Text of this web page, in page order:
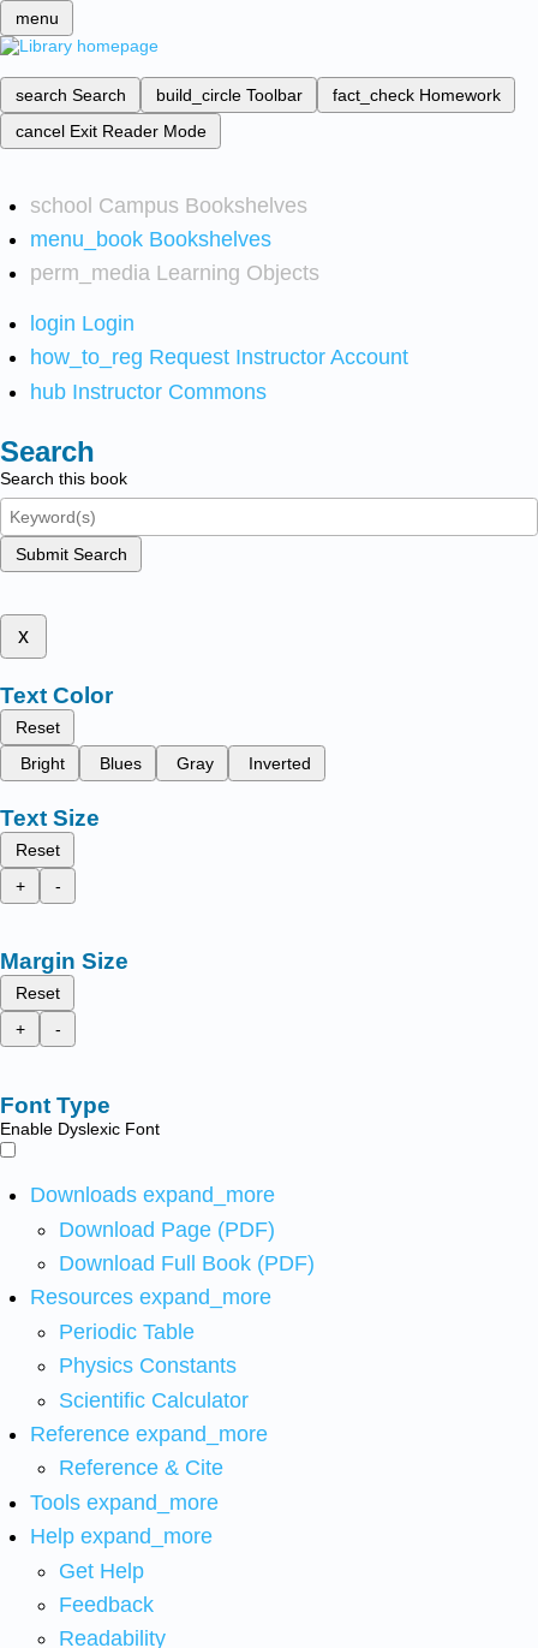
menu
search Search build_circle Toolbar fact_check Homework
cancel Exit Reader Mode
school Campus Bookshelves
menu_book Bookshelves
perm_media Learning Objects
login Login
how_to_reg Request Instructor Account
hub Instructor Commons
Search
Search this book
Submit Search
x
Text Color
Reset
Bright
Blues Gray Inverted
Text Size
Reset
+
-
Margin Size
Reset
+
-
Font Type
Enable Dyslexic Font
Downloads expand_more
Download Page (PDF)
Download Full Book (PDF)
Resources expand_more
Periodic Table
Physics Constants
Scientific Calculator
Reference expand_more
Reference & Cite
Tools expand_more
Help expand_more
Get Help
Feedback
Readability